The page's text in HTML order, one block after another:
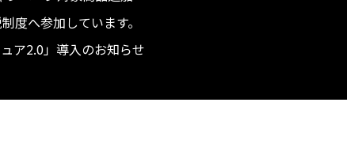
度へ参加しています。
ア2.0」導入のお知らせ